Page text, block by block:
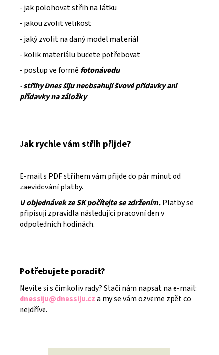
- jak polohovat střih na látku
- jakou zvolit velikost
- jaký zvolit na daný model materiál
- kolik materiálu budete potřebovat
- postup ve formě fotonávodu
- střihy Dnes šiju neobsahují švové přídavky ani
přídavky na záložky
Jak rychle vám střih přijde?
E-mail s PDF střihem vám přijde do pár minut od
zaevidování platby.
U objednávek ze SK počítejte se zdržením.Platby se
připisují zpravidla následující pracovní den v
odpoledních hodinách.
Potřebujete poradit?
Nevíte si s čímkoliv rady? Stačí nám napsat na e-mail:
dnessiju@dnessiju.cza my se vám ozveme zpět co
nejdříve.